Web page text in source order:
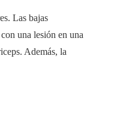
Las bajas
una lesión en una
Además, la